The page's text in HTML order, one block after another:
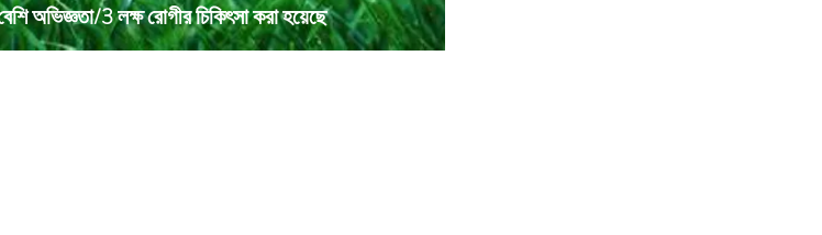
অভিজ্ঞতা/3 লক্ষ রোগীর চিকিৎসা করা হয়েছে